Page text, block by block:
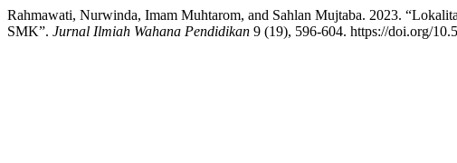
Rahmawati, Nurwinda, Imam Muhtarom, and Sahlan Mujtaba. 2023.
SMK”. Jurnal Ilmiah Wahana Pendidikan 9 (19), 596-604. https://doi.org/